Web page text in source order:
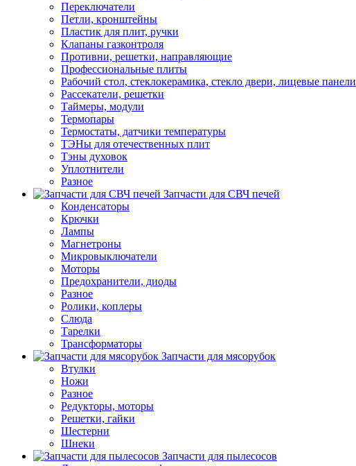
Переключатели
Петли, кронштейны
Пластик для плит, ручки
Клапаны газконтроля
Противни, решетки, направляющие
Профессиональные плиты
Рабочий стол, стеклокерамика, стекло двери, лицевые панели
Рассекатели, решетки
Таймеры, модули
Термопары
Термостаты, датчики температуры
ТЭНы для отечественных плит
Тэны духовок
Уплотнители
Разное
Запчасти для СВЧ печей
Конденсаторы
Крючки
Лампы
Магнетроны
Микровыключатели
Моторы
Предохранители, диоды
Разное
Ролики, коплеры
Слюда
Тарелки
Трансформаторы
Запчасти для мясорубок
Втулки
Ножи
Разное
Редукторы, моторы
Решетки, гайки
Шестерни
Шнеки
Запчасти для пылесосов